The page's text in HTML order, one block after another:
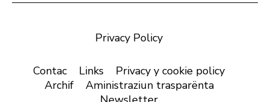
Privacy Policy
Contac Links
Privacy y cookie policy
Archif
Aministraziun trasparënta